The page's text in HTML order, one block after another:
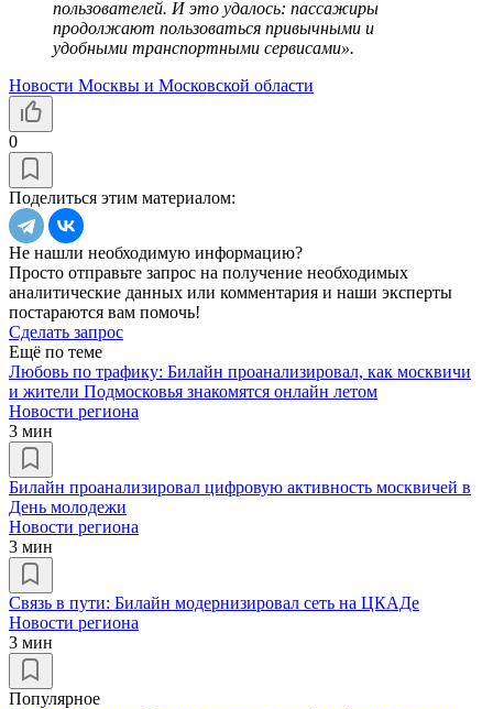
пользователей. И это удалось: пассажиры
продолжают пользоваться привычными и
удобными транспортными сервисами».
Новости Москвы и Московской области
0
Поделиться этим материалом:
Не нашли необходимую информацию?
Просто отправьте запрос на получение необходимых
аналитические данных или комментария и наши эксперты
постараются вам помочь!
Сделать запрос
Ещё по теме
Любовь по трафику: Билайн проанализировал, как москвичи
и жители Подмосковья знакомятся онлайн летом
Новости региона
3 мин
Билайн проанализировал цифровую активность москвичей в
День молодежи
Новости региона
3 мин
Связь в пути: Билайн модернизировал сеть на ЦКАДе
Новости региона
3 мин
Популярное